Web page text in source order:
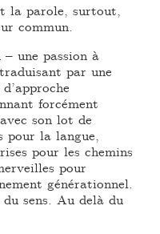
la parole, surtout,
commun.
une passion à
par une
forcément
son lot de
pour la langue,
pour les chemins
pour
générationnel.
sens. Au delà du